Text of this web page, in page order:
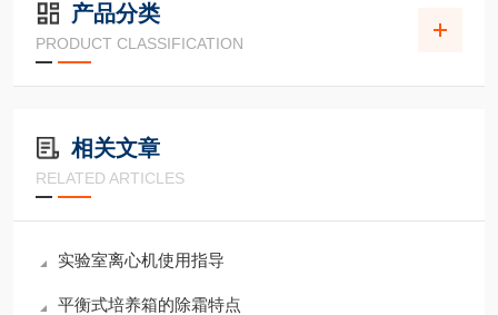
产品分类
PRODUCT CLASSIFICATION
相关文章
RELATED ARTICLES
实验室离心机使用指导
平衡式培养箱的除霜特点